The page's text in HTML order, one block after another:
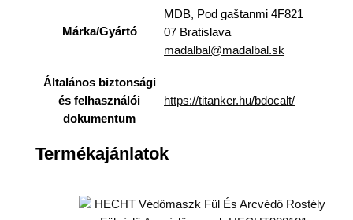
Márka/Gyártó
MDB, Pod gaštanmi 4F821
07 Bratislava
madalbal@madalbal.sk
Általános biztonsági
és felhasználói
dokumentum
https://titanker.hu/bdocalt/
Termékajánlatok